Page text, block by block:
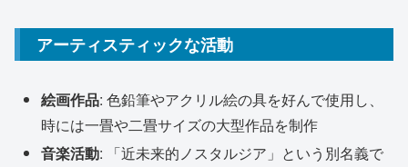
アーティスティックな活動
絵画作品: 色鉛筆やアクリル絵の具を好んで使用し、
時には一畳や二畳サイズの大型作品を制作
音楽活動: 「近未来的ノスタルジア」という別名義で